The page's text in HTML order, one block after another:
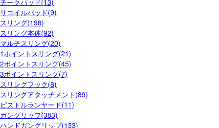
チークパッド(13)
リコイルパッド(9)
スリング(198)
スリング本体(92)
マルチスリング(20)
1ポイントスリング(21)
2ポイントスリング(45)
3ポイントスリング(7)
スリングフック(8)
スリングアタッチメント(89)
ピストルランヤード(11)
ガングリップ(383)
ハンドガングリップ(133)